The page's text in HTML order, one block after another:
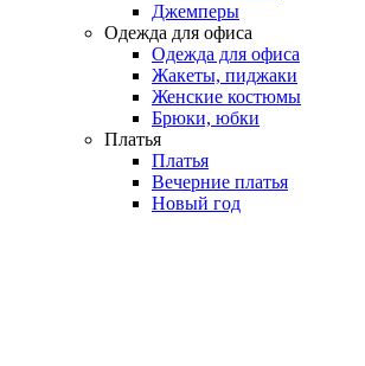
Джемперы
Одежда для офиса
Одежда для офиса
Жакеты, пиджаки
Женские костюмы
Брюки, юбки
Платья
Платья
Вечерние платья
Новый год